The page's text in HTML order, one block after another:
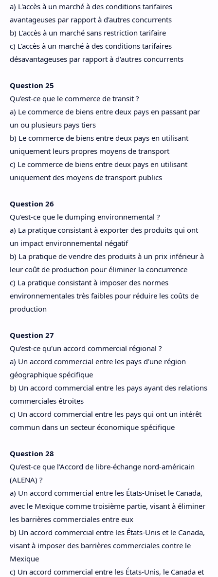
a) L'accès à un marché à des conditions tarifaires
avantageuses par rapport à d'autres concurrents
b) L'accès à un marché sans restriction tarifaire
c) L'accès à un marché à des conditions tarifaires
désavantageuses par rapport à d'autres concurrents
Question 25
Qu'est-ce que le commerce de transit ?
a) Le commerce de biens entre deux pays en passant par
un ou plusieurs pays tiers
b) Le commerce de biens entre deux pays en utilisant
uniquement leurs propres moyens de transport
c) Le commerce de biens entre deux pays en utilisant
uniquement des moyens de transport publics
Question 26
Qu'est-ce que le dumping environnemental ?
a) La pratique consistant à exporter des produits qui ont
un impact environnemental négatif
b) La pratique de vendre des produits à un prix inférieur à
leur coût de production pour éliminer la concurrence
c) La pratique consistant à imposer des normes
environnementales très faibles pour réduire les coûts de
production
Question 27
Qu'est-ce qu'un accord commercial régional ?
a) Un accord commercial entre les pays d'une région
géographique spécifique
b) Un accord commercial entre les pays ayant des relations
commerciales étroites
c) Un accord commercial entre les pays qui ont un intérêt
commun dans un secteur économique spécifique
Question 28
Qu'est-ce que l'Accord de libre-échange nord-américain
(ALENA) ?
a) Un accord commercial entre les États-Uniset le Canada,
avec le Mexique comme troisième partie, visant à éliminer
les barrières commerciales entre eux
b) Un accord commercial entre les États-Unis et le Canada,
visant à imposer des barrières commerciales contre le
Mexique
c) Un accord commercial entre les États-Unis, le Canada et